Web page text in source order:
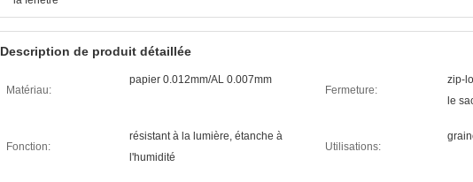
Description de produit détaillée
Matériau:
papier 0.012mm/AL 0.007mm
Fermeture:
zip-
le
Fonction:
résistant à la lumière, étanche à
l'humidité
Utilisations: